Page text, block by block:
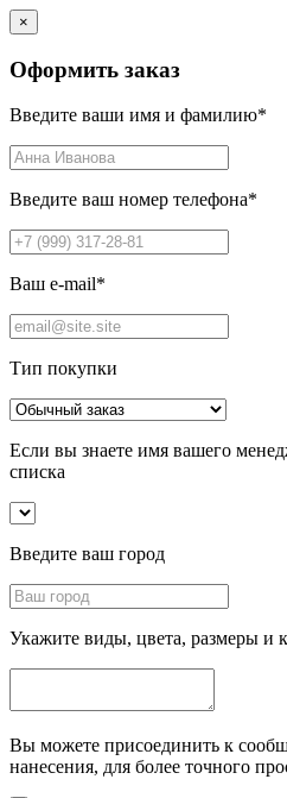
×
Оформить заказ
Введите ваши имя и фамилию*
Введите ваш номер телефона*
Ваш e-mail*
Тип покупки
Если вы знаете имя вашего
списка
Введите ваш город
Укажите виды, цвета, размеры и
Вы можете присоединить к
нанесения, для более точного